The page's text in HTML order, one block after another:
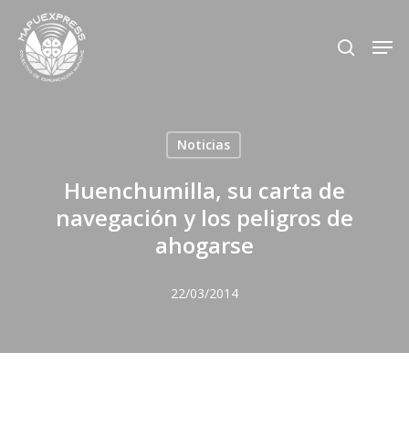
main
search
Noticias
Huenchumilla, su carta de
navegación y los peligros de
ahogarse
22/03/2014
Close